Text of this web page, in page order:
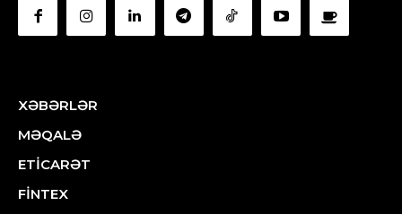
XƏBƏRLƏR
MƏQALƏ
ETİCARƏT
FİNTEX